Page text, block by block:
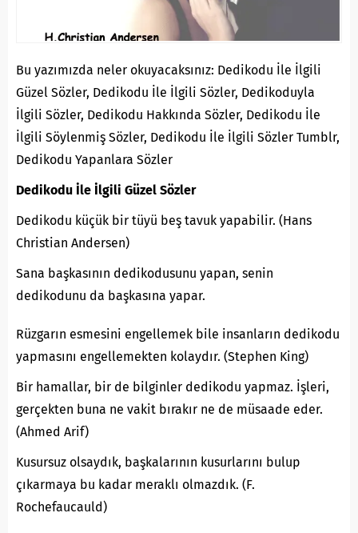
Bu yazımızda neler okuyacaksınız: Dedikodu İle İlgili
Güzel Sözler, Dedikodu İle İlgili Sözler, Dedikoduyla
İlgili Sözler, Dedikodu Hakkında Sözler, Dedikodu İle
İlgili Söylenmiş Sözler, Dedikodu İle İlgili Sözler Tumblr,
Dedikodu Yapanlara Sözler
Dedikodu İle İlgili Güzel Sözler
Dedikodu küçük bir tüyü beş tavuk yapabilir. (Hans
Christian Andersen)
Sana başkasının dedikodusunu yapan, senin
dedikodunu da başkasına yapar.
Rüzgarın esmesini engellemek bile insanların dedikodu
yapmasını engellemekten kolaydır. (Stephen King)
Bir hamallar, bir de bilginler dedikodu yapmaz. İşleri,
gerçekten buna ne vakit bırakır ne de müsaade eder.
(Ahmed Arif)
Kusursuz olsaydık, başkalarının kusurlarını bulup
çıkarmaya bu kadar meraklı olmazdık. (F.
Rochefaucauld)